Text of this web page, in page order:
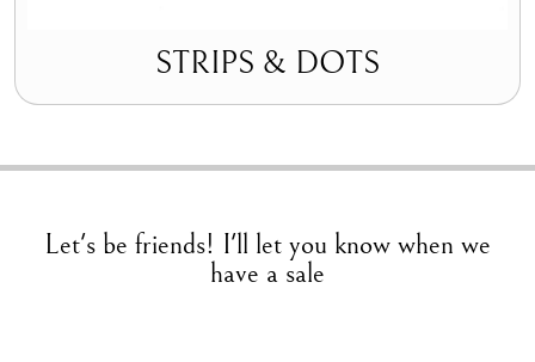
STRIPS & DOTS
Let's be friends! I'll let you know when we
have a sale